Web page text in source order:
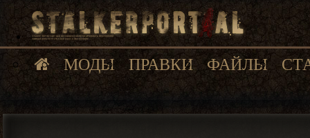
МОДЫ ПРАВКИ ФАЙЛЫ